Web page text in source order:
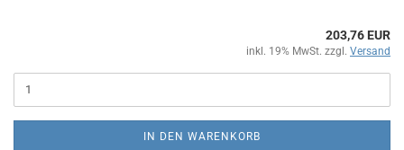
203,76 EUR
inkl. 19% MwSt. zzgl. Versand
IN DEN WARENKORB